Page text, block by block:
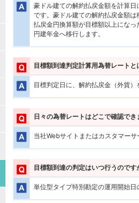
豪ドル建ての解約払戻金額を計算
です。豪ドル建ての解約払戻金額
払戻金円換算額が目標額以上にな
円建年金へ移行します。
目標額到達判定計算用為替レートと
目標判定日に、解約払戻金（外貨
日々の為替レートはどこで確認でき
当社Webサイトまたはカスタマー
目標額到達の判定はいつ行うのです
単位型タイプ特別勘定の運用開始